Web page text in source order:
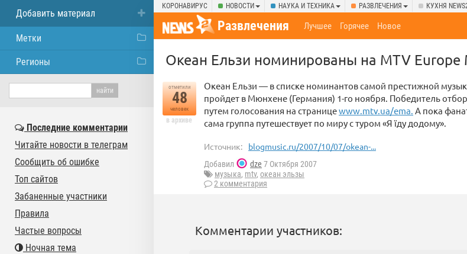
КОРОНАВИРУС НОВОСТИ НАУКА И ТЕХНИКА РАЗВЛЕЧЕНИЯ КУХНЯ
Развлечения Лучшее Горячее Новое
Океан Ельзи номинированы на MTV Europe
отметили
48
человек
в архиве
Океан Ельзи — в списке номинантов самой престижной
пройдет в Мюнхене (Германия) 1-го ноября. Победитель
путем голосования на страницеwww.mtv.ua/ema. А пока
сама группа путешествует по миру с туром «Я їду додому».
Источник: blogmusic.ru/2007/10/07/okean-...
Добавил dze 7 Октября 2007
музыка, mtv, океан эльзы
2 комментария
Комментарии участников:
Добавить материал
Метки
Регионы
Последние комментарии
Читайте новости в телеграм
Сообщить об ошибке
Топ сайтов
Забаненные участники
Правила
Частые вопросы
Ночная тема